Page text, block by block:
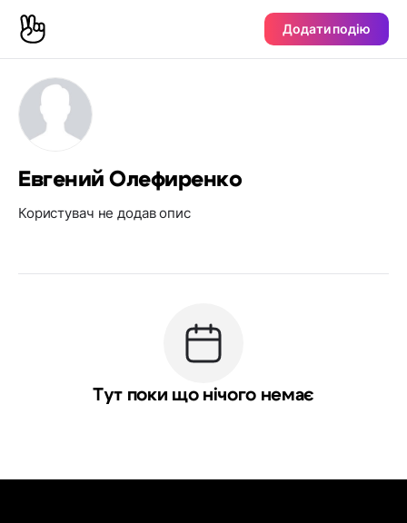
Додати подію
Евгений Олефиренко
Користувач не додав опис
Тут поки що нічого немає